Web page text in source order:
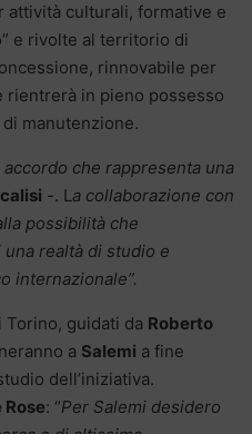
attività culturali, formative e
e rivolte al territorio di
rinnovabile per
in pieno possesso
manutenzione.
che rappresenta una
-. La collaborazione con
possibilità che
una realtà di studio e
internazionale”.
guidati da Roberto
a Salemi a fine
dell’iniziativa.
Rose: “Per Salemi desidero